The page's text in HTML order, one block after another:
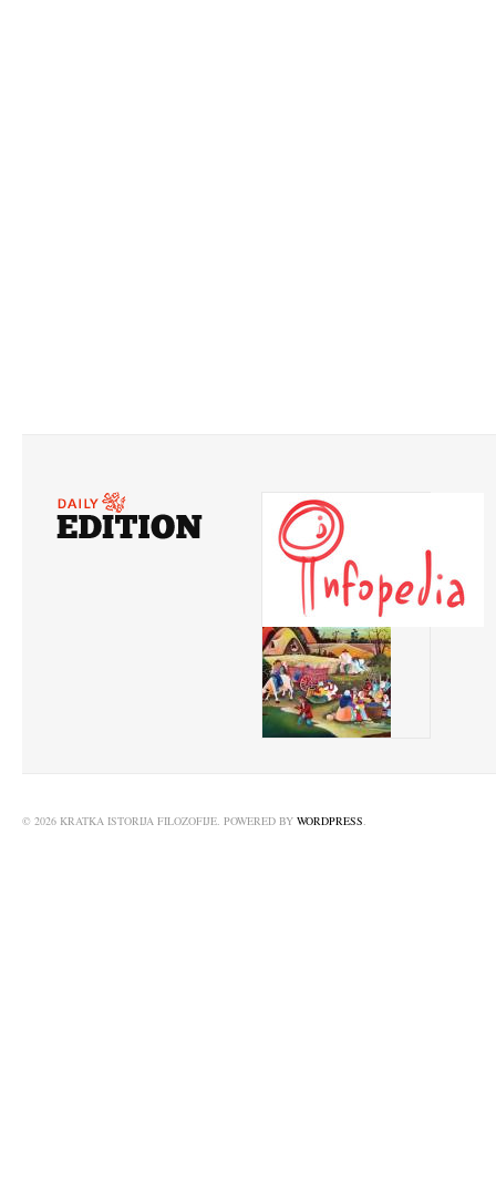
© 2026 KRATKA ISTORIJA FILOZOFIJE. POWERED BY WORDPRESS.